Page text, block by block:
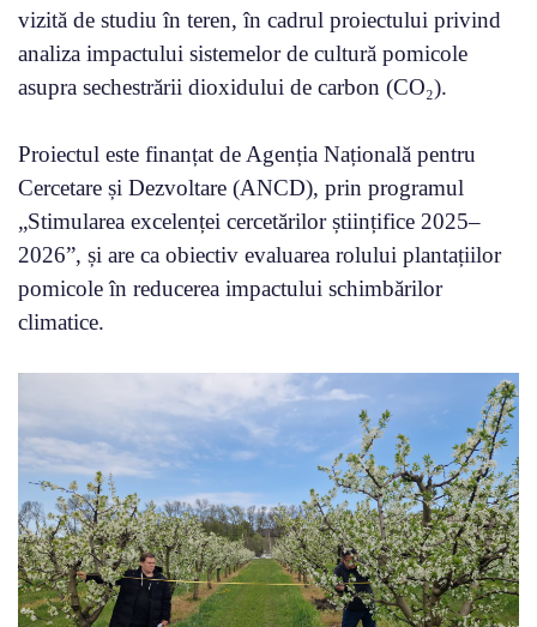
vizită de studiu în teren, în cadrul proiectului privind
analiza impactului sistemelor de cultură pomicole
asupra sechestrării dioxidului de carbon (CO₂).
Proiectul este finanțat de Agenția Națională pentru
Cercetare și Dezvoltare (ANCD), prin programul
„Stimularea excelenței cercetărilor științifice 2025–
2026”, și are ca obiectiv evaluarea rolului plantațiilor
pomicole în reducerea impactului schimbărilor
climatice.